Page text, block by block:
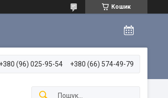
Кошик
+380 (96) 025-95-54 +380 (66) 574-49-79